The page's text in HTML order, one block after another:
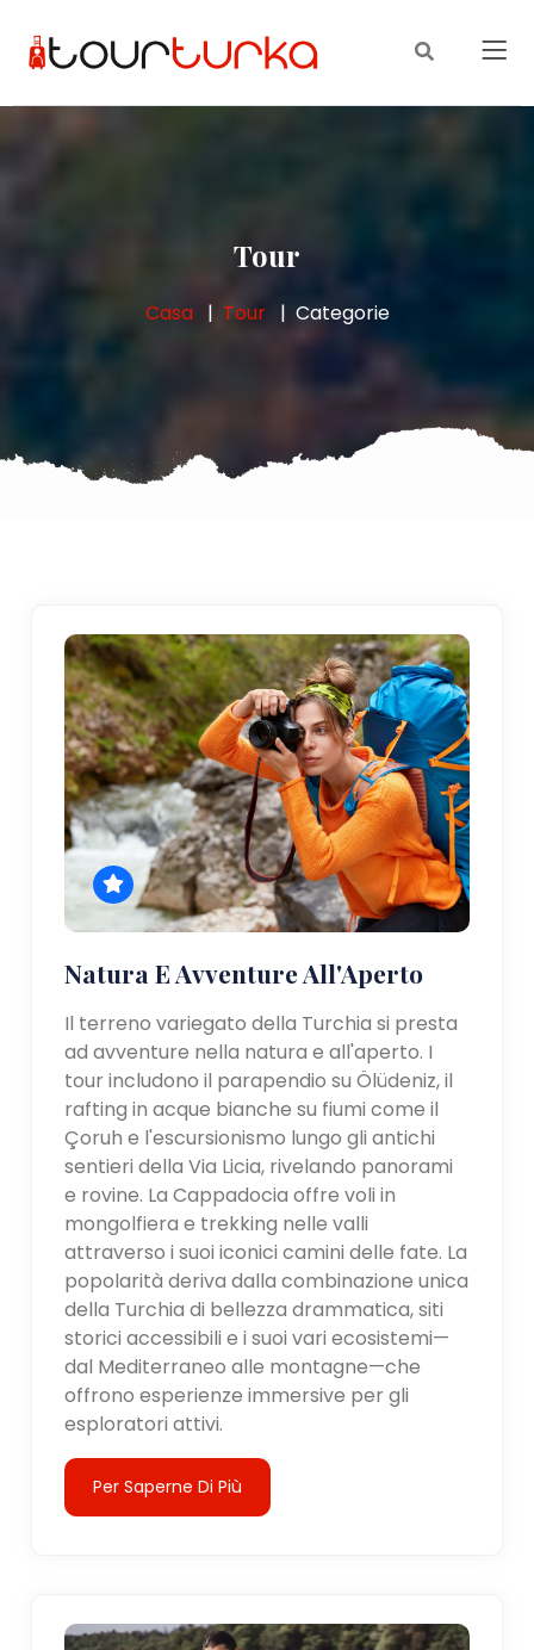
Tour
Casa Tour Categorie
Natura E Avventure All'Aperto
Il terreno variegato della Turchia si presta
ad avventure nella natura e all'aperto. I
tour includono il parapendio su Ölüdeniz, il
rafting in acque bianche su fiumi come il
Çoruh e l'escursionismo lungo gli antichi
sentieri della Via Licia, rivelando panorami
e rovine. La Cappadocia offre voli in
mongolfiera e trekking nelle valli
attraverso i suoi iconici camini delle fate. La
popolarità deriva dalla combinazione unica
della Turchia di bellezza drammatica, siti
storici accessibili e i suoi vari ecosistemi—
dal Mediterraneo alle montagne—che
offrono esperienze immersive per gli
esploratori attivi.
Per Saperne Di Più